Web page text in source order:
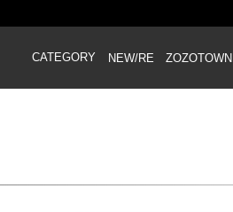
CATEGORY NEW/RE ZOZOTOWN